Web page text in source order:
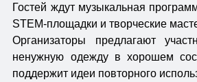
Гостей ждут музыкальная
STEM-площадки и творческие
Организаторы предлагают
ненужную одежду в хорошем
поддержит идеи повторного